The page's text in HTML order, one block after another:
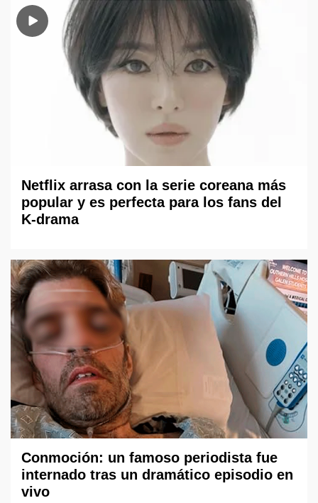
Netflix arrasa con la serie coreana más
popular y es perfecta para los fans del
K-drama
Conmoción: un famoso periodista fue
internado tras un dramático episodio en
vivo